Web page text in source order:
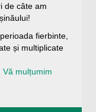
de câte am
fierbinte,
și multiplicate
Vă mulțumim